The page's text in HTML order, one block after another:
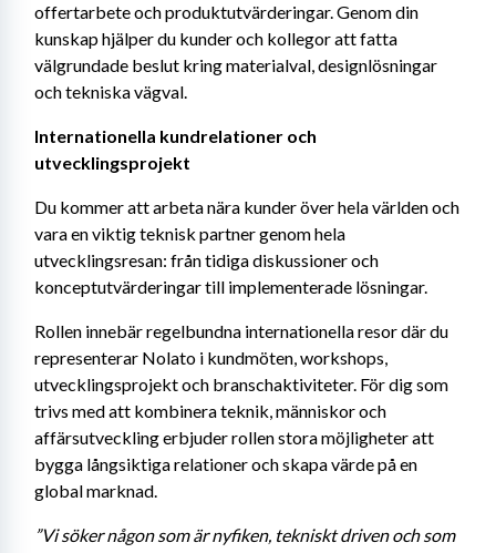
offertarbete och produktutvärderingar. Genom din
kunskap hjälper du kunder och kollegor att fatta
välgrundade beslut kring materialval, designlösningar
och tekniska vägval.
Internationella kundrelationer och
utvecklingsprojekt
Du kommer att arbeta nära kunder över hela världen och
vara en viktig teknisk partner genom hela
utvecklingsresan: från tidiga diskussioner och
konceptutvärderingar till implementerade lösningar.
Rollen innebär regelbundna internationella resor där du
representerar Nolato i kundmöten, workshops,
utvecklingsprojekt och branschaktiviteter. För dig som
trivs med att kombinera teknik, människor och
affärsutveckling erbjuder rollen stora möjligheter att
bygga långsiktiga relationer och skapa värde på en
global marknad.
”Vi söker någon som är nyfiken, tekniskt driven och som